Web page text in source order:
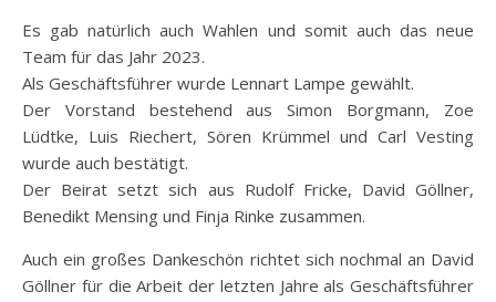
Es gab natürlich auch Wahlen und somit auch das neue
Team für das Jahr 2023.
Als Geschäftsführer wurde Lennart Lampe gewählt.
Der Vorstand bestehend aus Simon Borgmann, Zoe
Lüdtke, Luis Riechert, Sören Krümmel und Carl Vesting
wurde auch bestätigt.
Der Beirat setzt sich aus Rudolf Fricke, David Göllner,
Benedikt Mensing und Finja Rinke zusammen.
Auch ein großes Dankeschön richtet sich nochmal an David
Göllner für die Arbeit der letzten Jahre als Geschäftsführer